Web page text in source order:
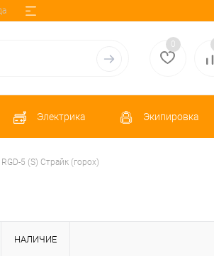
0
Электрика Экипировка
5 (S) Страйк (горох)
НАЛИЧИЕ